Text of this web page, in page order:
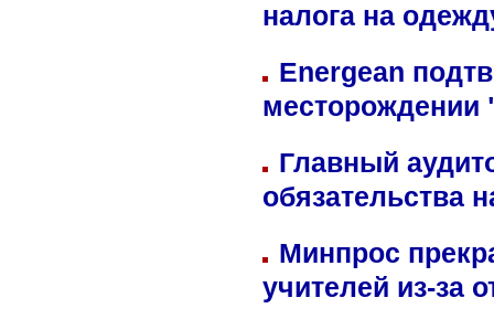
налога на
Energean
Главный
обязательства
Минпрос
учителей из-за